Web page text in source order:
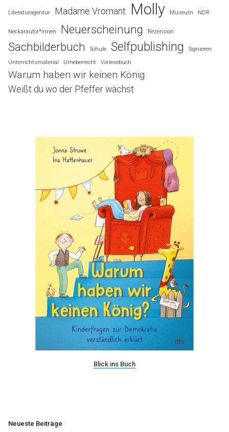
Literaturagentur Madame Vromant Molly Museum NDR
Neckarautor*innen Neuerscheinung Rezension
Sachbilderbuch Schule Selfpublishing
Signieren
Unterrichtsmaterial
Urheberrecht Vorlesebuch
Warum haben wir keinen König
Weißt du wo der Pfeffer wächst
Blick ins Buch
Neueste Beiträge